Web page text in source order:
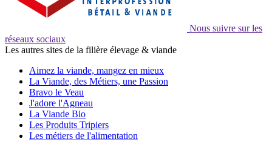
Nous suivre sur les
réseaux sociaux
Les autres sites de la filière élevage & viande
Aimez la viande, mangez en mieux
La Viande, des Métiers, une Passion
Bravo le Veau
J'adore l'Agneau
La Viande Bio
Les Produits Tripiers
Les métiers de l'alimentation